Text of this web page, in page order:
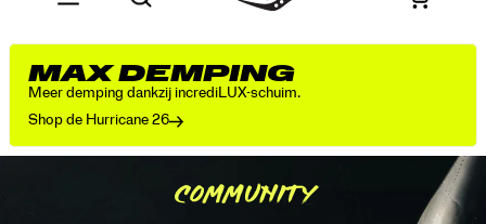
MAX DEMPING
Meer demping dankzij incrediLUX-schuim.
Shop de Hurricane 26
community